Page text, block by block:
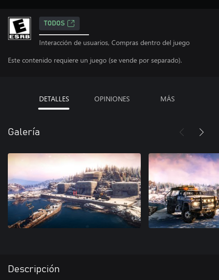
TODOS
Interacción de usuarios, Compras dentro del juego
Este contenido requiere un juego (se vende por separado).
DETALLES OPINIONES MÁS
Galería
Descripción